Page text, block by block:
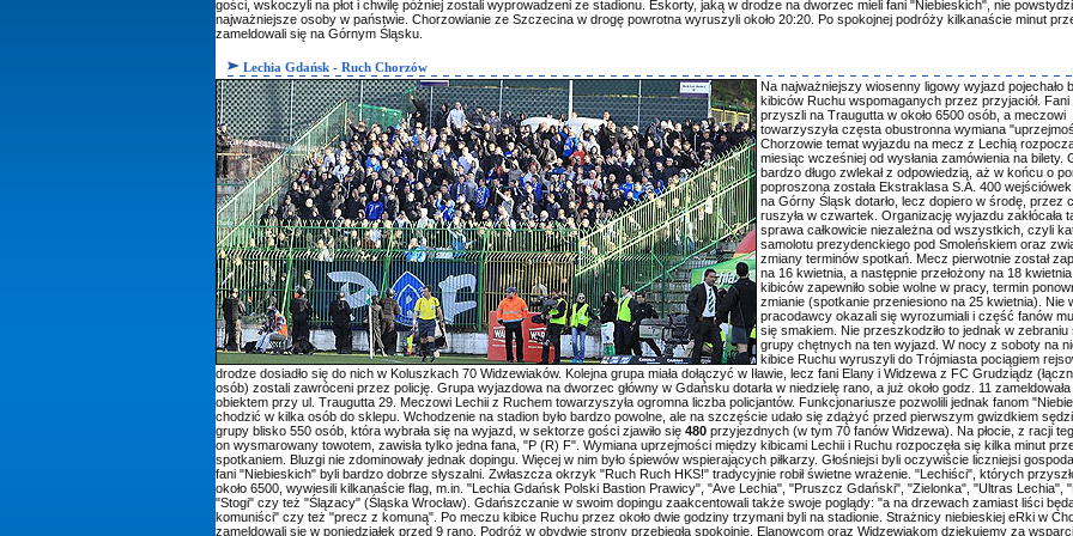
gości, wskoczyli na płot i chwilę później zostali wyprowadzeni ze stadionu. Eskorty, jaką w drodze na dworzec mieli fani "Niebieskich", nie
najważniejsze osoby w państwie. Chorzowianie ze Szczecina w drogę powrotna wyruszyli około 20:20. Po spokojnej podróży kilkanaście minut
zameldowali się na Górnym Śląsku.
Lechia Gdańsk - Ruch Chorzów
Na najważniejszy wiosenny ligowy wyjazd pojechało
kibiców Ruchu wspomaganych przez przyjaciół. Fani
przyszli na Traugutta w około 6500 osób, a meczowi
towarzyszyła częsta obustronna wymiana
Chorzowie temat wyjazdu na mecz z Lechią
miesiąc wcześniej od wysłania zamówienia na bilety.
bardzo długo zwlekał z odpowiedzią, aż w końcu o
poproszona została Ekstraklasa S.A. 400
na Górny Śląsk dotarło, lecz dopiero w środę, przez
ruszyła w czwartek. Organizację wyjazdu zakłócała
sprawa całkowicie niezależna od wszystkich, czyli
samolotu prezydenckiego pod Smoleńskiem oraz
zmiany terminów spotkań. Mecz pierwotnie został
na 16 kwietnia, a następnie przełożony na 18
kibiców zapewniło sobie wolne w pracy, termin
zmianie (spotkanie przeniesiono na 25 kwietnia). Nie
pracodawcy okazali się wyrozumiali i część fanów
się smakiem. Nie przeszkodziło to jednak w zebraniu
grupy chętnych na ten wyjazd. W nocy z soboty na
kibice Ruchu wyruszyli do Trójmiasta pociągiem
drodze dosiadło się do nich w Koluszkach 70 Widzewiaków. Kolejna grupa miała dołączyć w Iławie, lecz fani Elany i Widzewa z FC Grudziądz
osób) zostali zawróceni przez policję. Grupa wyjazdowa na dworzec główny w Gdańsku dotarła w niedzielę rano, a już około godz. 11
obiektem przy ul. Traugutta 29. Meczowi Lechii z Ruchem towarzyszyła ogromna liczba policjantów. Funkcjonariusze pozwolili jednak fanom
chodzić w kilka osób do sklepu. Wchodzenie na stadion było bardzo powolne, ale na szczęście udało się zdążyć przed pierwszym gwizdkiem
grupy blisko 550 osób, która wybrała się na wyjazd, w sektorze gości zjawiło się 480przyjezdnych (w tym 70 fanów Widzewa). Na płocie, z racji
on wysmarowany towotem, zawisła tylko jedna fana, "P (R) F". Wymiana uprzejmości między kibicami Lechii i Ruchu rozpoczęła się kilka minut
spotkaniem. Bluzgi nie zdominowały jednak dopingu. Więcej w nim było śpiewów wspierających piłkarzy. Głośniejsi byli oczywiście liczniejsi
fani "Niebieskich" byli bardzo dobrze słyszalni. Zwłaszcza okrzyk "Ruch Ruch HKS!" tradycyjnie robił świetne wrażenie. "Lechiści", których
około 6500, wywiesili kilkanaście flag, m.in. "Lechia Gdańsk Polski Bastion Prawicy", "Ave Lechia", "Pruszcz Gdański", "Zielonka", "Ultras Lechia",
"Stogi" czy też "Ślązacy" (Śląska Wrocław). Gdańszczanie w swoim dopingu zaakcentowali także swoje poglądy: "a na drzewach zamiast liści
komuniści" czy też "precz z komuną". Po meczu kibice Ruchu przez około dwie godziny trzymani byli na stadionie. Strażnicy niebieskiej eRki w
zameldowali się w poniedziałek przed 9 rano. Podróż w obydwie strony przebiegła spokojnie. Elanowcom oraz Widzewiakom dziękujemy za